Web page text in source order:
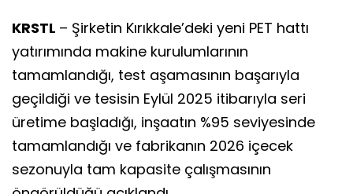
KRSTL – Şirketin Kırıkkale’deki yeni PET hattı
yatırımında makine kurulumlarının
tamamlandığı, test aşamasının başarıyla
geçildiği ve tesisin Eylül 2025 itibarıyla seri
üretime başladığı, inşaatın %95 seviyesinde
tamamlandığı ve fabrikanın 2026 içecek
sezonuyla tam kapasite çalışmasının